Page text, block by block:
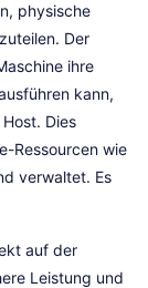
physische
Der
ihre
kann,
Dies
Ressourcen wie
verwaltet. Es
auf der
Leistung und